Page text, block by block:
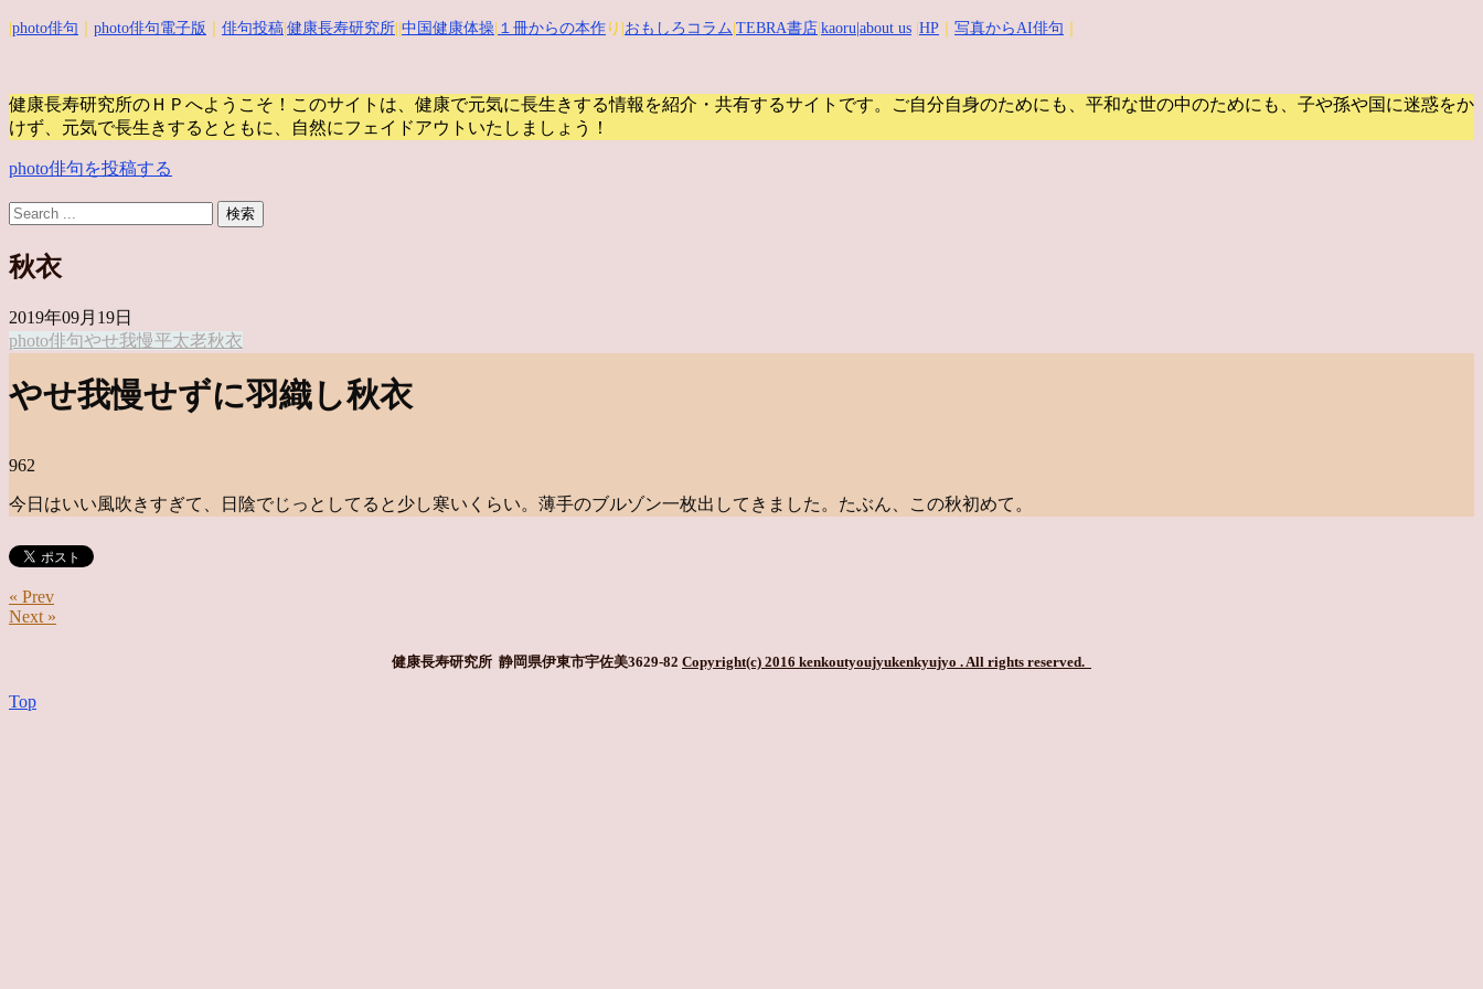
photo俳句 photo俳句電子版 俳句投稿 健康長寿研究所 中国健康体操 １冊からの本作 り| おもしろコラム TEBRA書店 kaoru |about us HP 写真からAI俳句
健康長寿研究所のＨＰへようこそ！このサイトは、健康で元気に長生きする情報を紹介・共有するサイトです。
ご自分自身のためにも、平和な世の中のためにも、子や孫や国に迷惑をか
けず、元気で長生きするとともに、自然にフェイドアウトいたしましょう！
photo俳句を投稿する
秋衣
2019年09月19日
photo俳句やせ我慢平太老秋衣
やせ我慢せずに羽織し秋衣
962
今日はいい風吹きすぎて、日陰でじっとしてると少し寒いくらい。薄手のブルゾン一枚出してきました。たぶん、この秋初めて。
« Prev
Next »
健康長寿研究所 静岡県伊東市宇佐美3629-82 Copyright(c) 2016 kenkoutyoujyukenkyujyo . All rights reserved.
Top